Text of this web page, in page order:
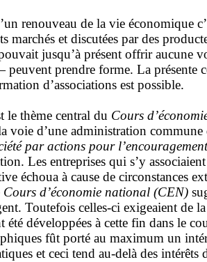
renouveau de la vie économique
marchés et discutées par des
jusqu’à présent offrir
prendre forme. La
d’associations est possible.
le thème central du Cours
voie d’une administration
par actions pour
Les entreprises qui s’y
échoua à cause de circonstances
Cours d’économie national (CEN)
Toutefois celles-ci exigeaient de
été développées à cette fin dans le
fût porté au maximum un
et ceci tend au-delà des intérêts